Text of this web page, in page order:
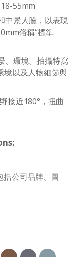
55mm
中景人臉，以表現
俗稱“標準
、環境。拍攝特寫
境以及人物細節與
接近180°，扭曲
括公司品牌、圖